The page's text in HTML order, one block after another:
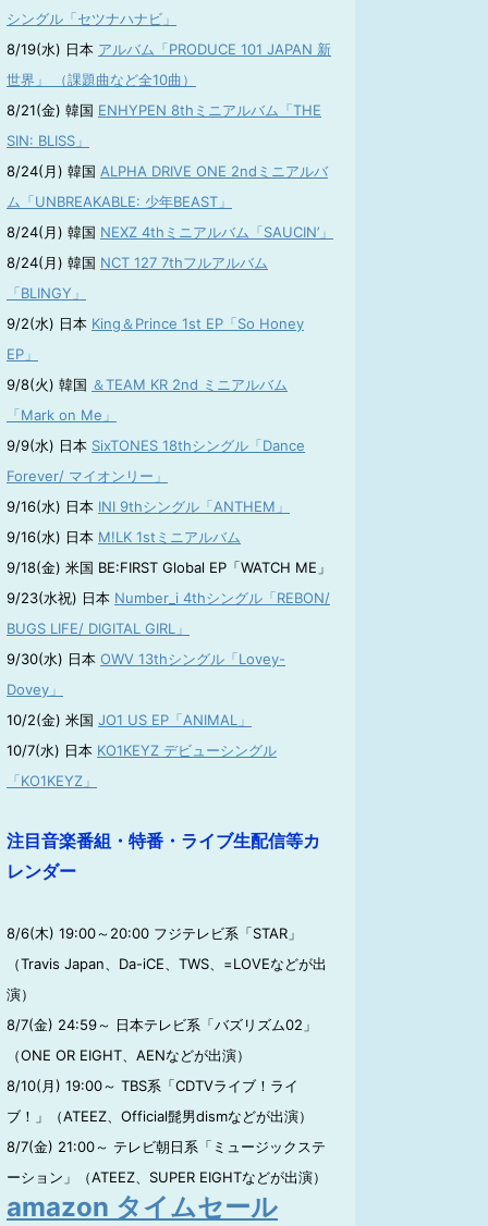
シングル「セツナハナビ」
8/19(水) 日本 アルバム「PRODUCE 101 JAPAN 新
世界」 （課題曲など全10曲）
8/21(金) 韓国 ENHYPEN 8thミニアルバム「THE
SIN: BLISS」
8/24(月) 韓国 ALPHA DRIVE ONE 2ndミニアルバ
ム「UNBREAKABLE: 少年BEAST」
8/24(月) 韓国 NEXZ 4thミニアルバム「SAUCIN’」
8/24(月) 韓国 NCT 127 7thフルアルバム
「BLINGY」
9/2(水) 日本 King＆Prince 1st EP「So Honey
EP」
9/8(火) 韓国 ＆TEAM KR 2nd ミニアルバム
「Mark on Me」
9/9(水) 日本 SixTONES 18thシングル「Dance
Forever/ マイオンリー」
9/16(水) 日本 INI 9thシングル「ANTHEM」
9/16(水) 日本 M!LK 1stミニアルバム
9/18(金) 米国 BE:FIRST Global EP「WATCH ME」
9/23(水祝) 日本 Number_i 4thシングル「REBON/
BUGS LIFE/ DIGITAL GIRL」
9/30(水) 日本 OWV 13thシングル「Lovey-
Dovey」
10/2(金) 米国 JO1 US EP「ANIMAL」
10/7(水) 日本 KO1KEYZ デビューシングル
「KO1KEYZ」
注目音楽番組・特番・ライブ生配信等カ
レンダー
8/6(木) 19:00～20:00 フジテレビ系「STAR」
（Travis Japan、Da-iCE、TWS、=LOVEなどが出
演）
8/7(金) 24:59～ 日本テレビ系「バズリズム02」
（ONE OR EIGHT、AENなどが出演）
8/10(月) 19:00～ TBS系「CDTVライブ！ライ
ブ！」（ATEEZ、Official髭男dismなどが出演）
8/7(金) 21:00～ テレビ朝日系「ミュージックステ
ーション」（ATEEZ、SUPER EIGHTなどが出演）
amazon タイムセール